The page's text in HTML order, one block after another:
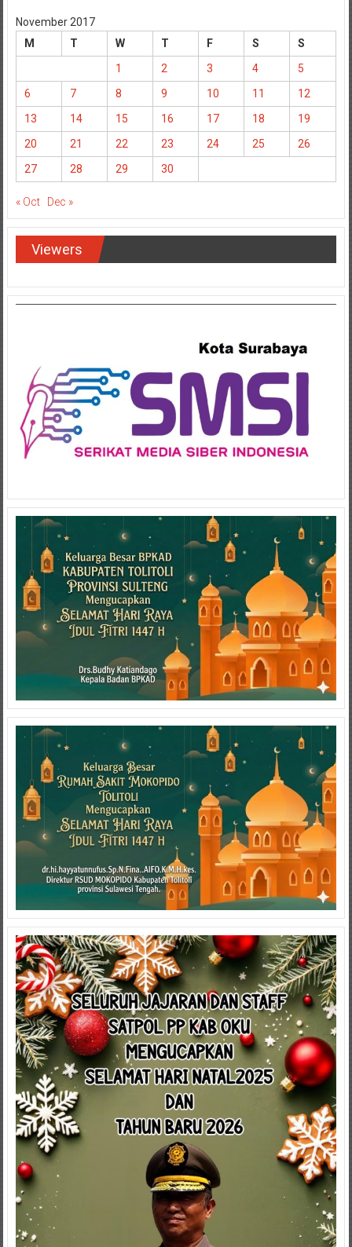
November 2017
M
T W T F S
S
1
2 3 4
5
6
7 8 9 10 11
12
13
14 15 16 17 18
19
20
21 22 23 24 25
26
27
28 29 30
« Oct Dec »
Viewers